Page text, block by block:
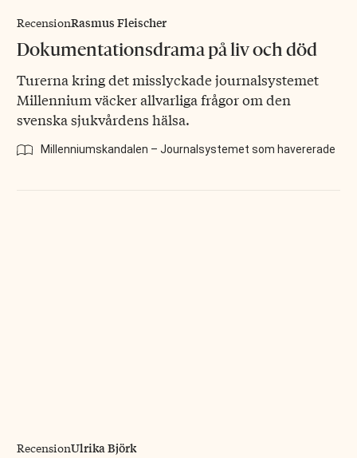
RecensionRasmus Fleischer
Dokumentationsdrama på liv och död
Turerna kring det misslyckade journalsystemet
Millennium väcker allvarliga frågor om den
svenska sjukvårdens hälsa.
Millenniumskandalen – Journalsystemet som havererade
RecensionUlrika Björk